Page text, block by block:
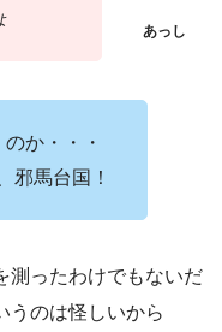
か・・・
邪馬台国！
測ったわけでもないだ
うのは怪しいから